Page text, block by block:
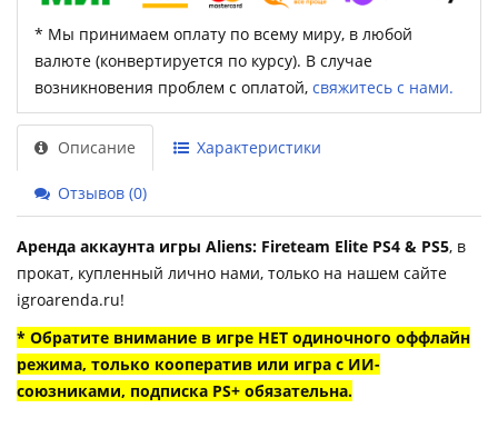
* Мы принимаем оплату по всему миру, в любой
валюте (конвертируется по курсу). В случае
возникновения проблем с оплатой, свяжитесь с нами.
Описание Характеристики
Отзывов (0)
Аренда аккаунта игры Aliens: Fireteam Elite PS4 & PS5, в
прокат, купленный лично нами, только на нашем сайте
igroarenda.ru!
* Обратите внимание в игре НЕТ одиночного оффлайн
режима, только кооператив или игра с ИИ-
союзниками, подписка PS+ обязательна.